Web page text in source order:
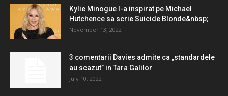
Kylie Minogue l-a inspirat pe Michael
Hutchence sa scrie Suicide Blonde&nbsp;
November 13, 2022
3 comentarii Davies admite ca „standardele
au scazut” in Tara Galilor
July 10, 2022